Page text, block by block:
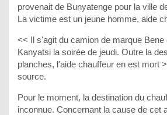
provenait de Bunyatenge pour la ville
La victime est un jeune homme, aide
<< Il s'agit du camion de marque
Kanyatsi la soirée de jeudi. Outre la
planches, l'aide chauffeur en est mort
source.
Pour le moment, la destination du
inconnue. Concernant la cause de cet